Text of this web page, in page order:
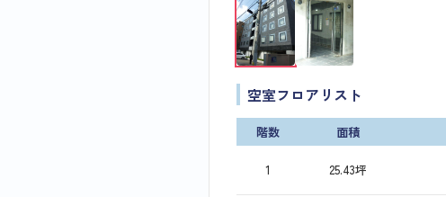
空室フロアリスト
階数 面積
1 25.43坪